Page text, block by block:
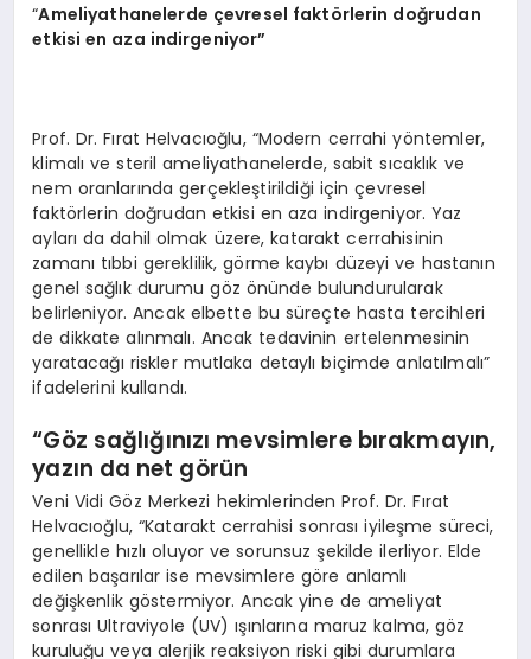
“Ameliyathanelerde çevresel faktörlerin doğrudan
etkisi en aza indirgeniyor”
Prof. Dr. Fırat Helvacıoğlu, “Modern cerrahi yöntemler,
klimalı ve steril ameliyathanelerde, sabit sıcaklık ve
nem oranlarında gerçekleştirildiği için çevresel
faktörlerin doğrudan etkisi en aza indirgeniyor. Yaz
ayları da dahil olmak üzere, katarakt cerrahisinin
zamanı tıbbi gereklilik, görme kaybı düzeyi ve hastanın
genel sağlık durumu göz önünde bulundurularak
belirleniyor. Ancak elbette bu süreçte hasta tercihleri
de dikkate alınmalı. Ancak tedavinin ertelenmesinin
yaratacağı riskler mutlaka detaylı biçimde anlatılmalı”
ifadelerini kullandı.
“Göz sağlığınızı mevsimlere bırakmayın,
yazın da net görün
Veni Vidi Göz Merkezi hekimlerinden Prof. Dr. Fırat
Helvacıoğlu, “Katarakt cerrahisi sonrası iyileşme süreci,
genellikle hızlı oluyor ve sorunsuz şekilde ilerliyor. Elde
edilen başarılar ise mevsimlere göre anlamlı
değişkenlik göstermiyor. Ancak yine de ameliyat
sonrası Ultraviyole (UV) ışınlarına maruz kalma, göz
kuruluğu veya alerjik reaksiyon riski gibi durumlara